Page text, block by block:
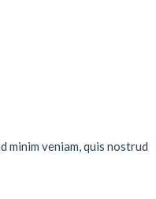
minim veniam, quis nostrud